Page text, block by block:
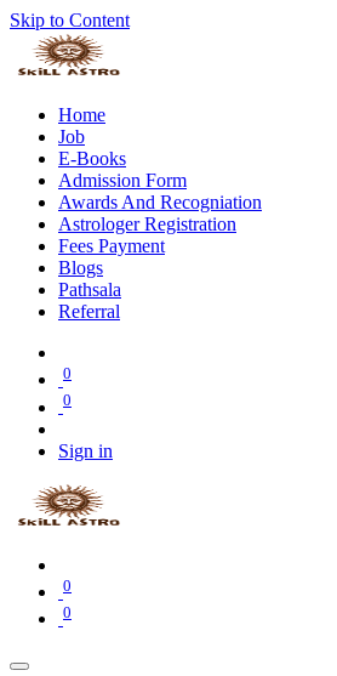
Skip to Content
Home
Job
E-Books
Admission Form
Awards And Recogniation
Astrologer Registration
Fees Payment
Blogs
Pathsala
Referral
0
0
Sign in
0
0